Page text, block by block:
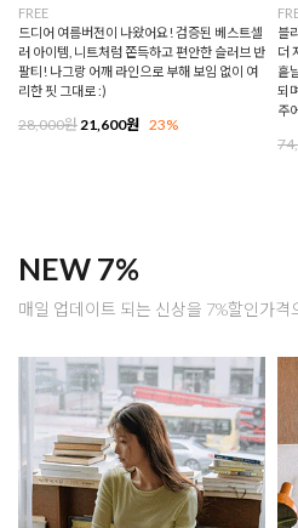
FREE
드디어 여름버전이 나왔어요! 검증된 베스트셀
러 아이템, 니트처럼 쫀득하고 편안한 슬러브 반
팔티! 나그랑 어깨 라인으로 부해 보임 없이 여
리한 핏 그대로 :)
28,000원21,600원 23%
블
더
흩
되
주
NEW 7%
매일 업데이트 되는 신상을 7%할인가격